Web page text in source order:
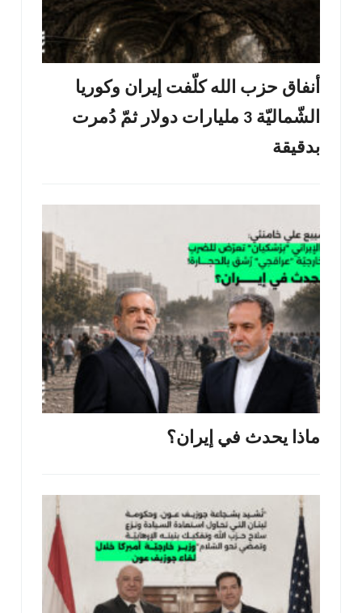
أنفاق حزب الله كلّفت إيران وكوريا
الشّماليّة 3 مليارات دولار ثمّ دُمرت
بدقيقة
ماذا يحدث في إيران؟